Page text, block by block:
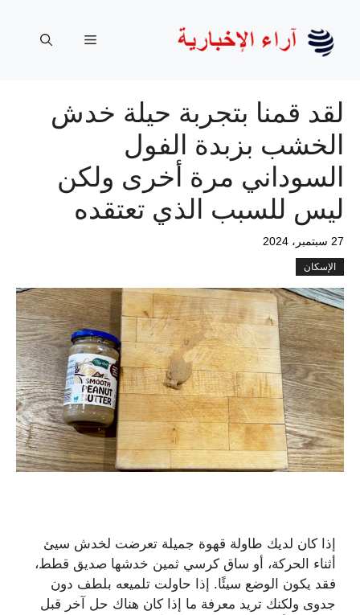
المحتوى
القائمة
لقد قمنا بتجربة حيلة خدش
الخشب بزبدة الفول
السوداني مرة أخرى ولكن
ليس للسبب الذي تعتقده
27 سبتمبر، 2024
الإسكان
إذا كان لديك طاولة قهوة جميلة تعرضت لخدش سيئ
أثناء الحركة، أو ساق كرسي ثمين خدشها صديق قطط،
فقد يكون الوضع سيئًا. إذا حاولت تلميعه بلطف دون
جدوى ولكنك تريد معرفة ما إذا كان هناك حل آخر قبل